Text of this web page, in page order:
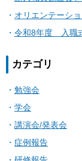
オリエンテーシ
令和8年度 入職
カテゴリ
勉強会
学会
講演会/発表会
症例報告